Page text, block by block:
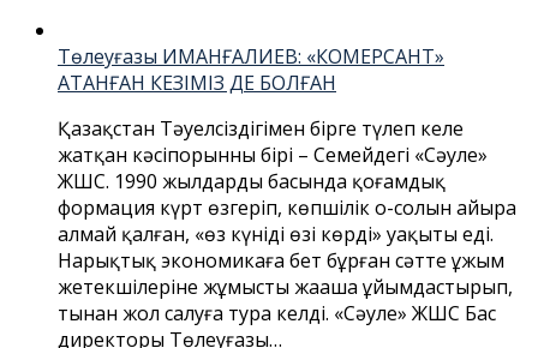
Төлеуғазы ИМАНҒАЛИЕВ: «КОМЕРСАНТ»
АТАНҒАН КЕЗІМІЗ ДЕ БОЛҒАН
Қазақстан Тәуелсіздігімен бірге түлеп келе
жатқан кәсіпорынның бірі – Семейдегі «Сәуле»
ЖШС. 1990 жылдардың басында қоғамдық
формация күрт өзгеріп, көпшілік оң-солын айыра
алмай қалған, «өз күніңді өзің көрдің» уақыты еді.
Нарықтық экономикаға бет бұрған сәтте ұжым
жетекшілеріне жұмысты жаңаша ұйымдастырып,
тыңнан жол салуға тура келді. «Сәуле» ЖШС Бас
директоры Төлеуғазы…